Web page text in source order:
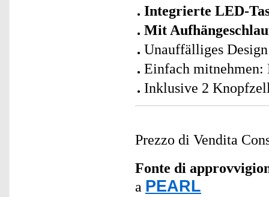
Integrierte LED-
Mit
Unauffälliges Design
Einfach mitnehmen:
Inklusive 2
Prezzo di Vendita
Fonte di
a PEARL